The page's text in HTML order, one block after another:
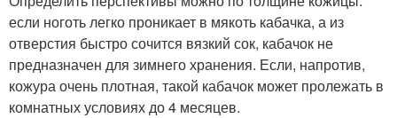
если ноготь легко проникает в мякоть кабачка, а из
отверстия быстро сочится вязкий сок, кабачок не
предназначен для зимнего хранения. Если, напротив,
кожура очень плотная, такой кабачок может пролежать в
комнатных условиях до 4 месяцев.